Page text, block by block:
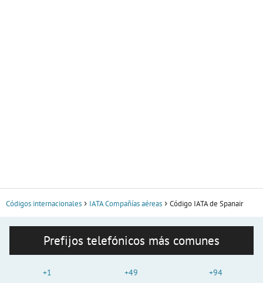
Códigos internacionales IATA Compañías aéreas Código IATA de Spanair
Prefijos telefónicos más comunes
+1
+49
+94